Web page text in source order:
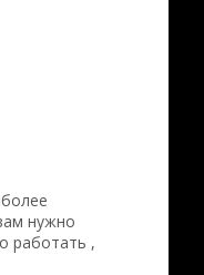
нужно
работать ,